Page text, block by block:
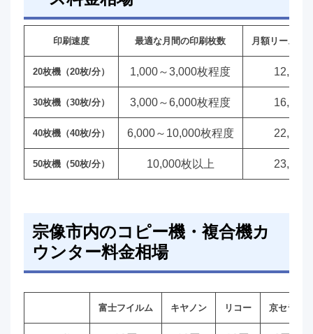
印刷速度 最適な月間の印刷枚数 月額リース料
20枚機（20枚/分） 1,000～3,000枚程度 12,000
30枚機（30枚/分） 3,000～6,000枚程度 16,000
40枚機（40枚/分） 6,000～10,000枚程度 22,000
50枚機（50枚/分） 10,000枚以上 23,000
宗像市内のコピー機・複合機カ
ウンター料金相場
富士フイルム キヤノン リコー 京セラ